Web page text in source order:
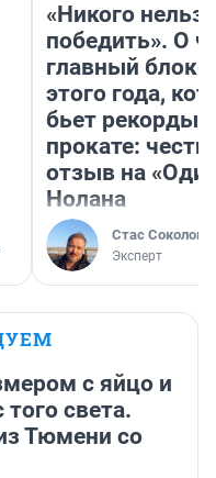
«Никого нельзя
победить». О
главный
этого года,
бьет рекорды в
прокате:
отзыв на
Нолана
Стас Соколов
Эксперт
с яйцо и
света.
Тюмени со